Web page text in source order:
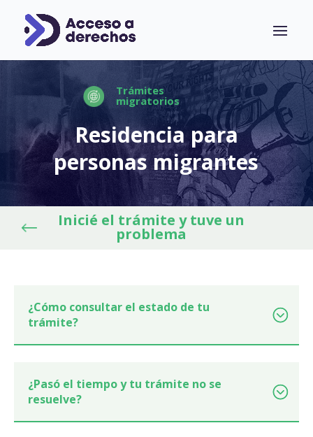
Trámites
migratorios
Residencia para
personas migrantes
Inicié el trámite y tuve un
problema
¿Cómo consultar el estado de tu
trámite?
¿Pasó el tiempo y tu trámite no se
resuelve?